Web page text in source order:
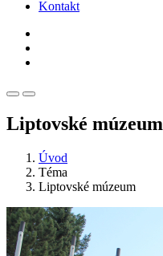
Kontakt
Liptovské múzeum
Úvod
Téma
Liptovské múzeum